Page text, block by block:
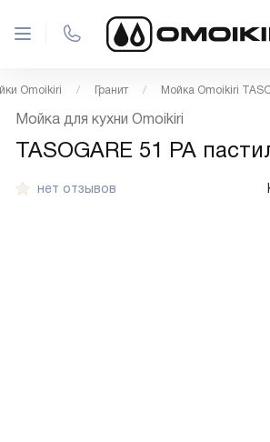
Omoikiri Гранит Мойка Omoikiri
нет отзывов
Мойка для кухни Omoikiri
TASOGARE 51 PA